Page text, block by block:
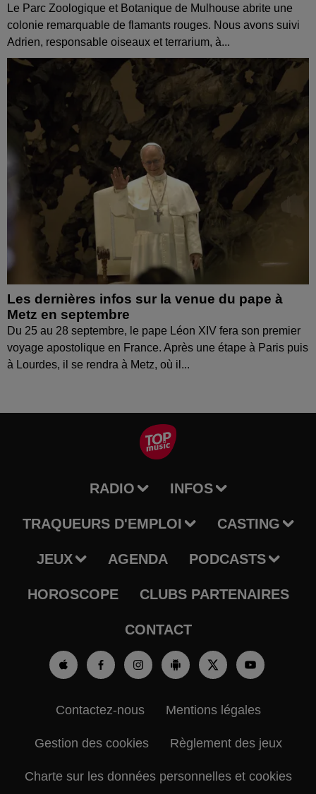
Le Parc Zoologique et Botanique de Mulhouse abrite une
colonie remarquable de flamants rouges. Nous avons suivi
Adrien, responsable oiseaux et terrarium, à...
Les dernières infos sur la venue du pape à
Metz en septembre
Du 25 au 28 septembre, le pape Léon XIV fera son premier
voyage apostolique en France. Après une étape à Paris puis
à Lourdes, il se rendra à Metz, où il...
RADIO INFOS
TRAQUEURS D'EMPLOI CASTING
JEUX AGENDA PODCASTS
HOROSCOPE CLUBS PARTENAIRES
CONTACT
Contactez-nous Mentions légales
Gestion des cookies Règlement des jeux
Charte sur les données personnelles et cookies